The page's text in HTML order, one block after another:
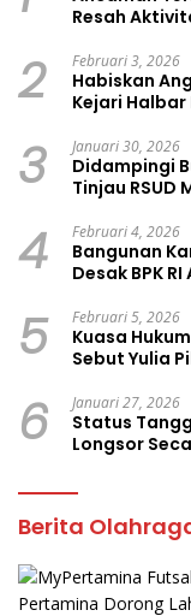
Resah
2 Februari 3, 2026
Habiskan
Kejari
3 Januari 30, 2026
Didampingi
Tinjau RSUD
4 Februari 4, 2026
Bangunan
Desak BPK
5 Februari 5, 2026
Kuasa
Sebut Yulia
6 Januari 27, 2026
Status
Longsor
Berita